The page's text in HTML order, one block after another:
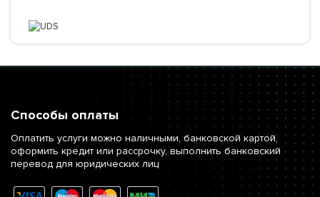
Способы оплаты
Оплатить услуги можно наличными, банковской картой,
оформить кредит или рассрочку, выполнить банковский
перевод для юридических лиц